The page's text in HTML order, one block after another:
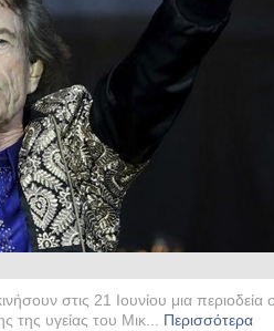
στις 21 Ιουνίου μια περιοδεία
της υγείας του Μικ... Περισσότερα